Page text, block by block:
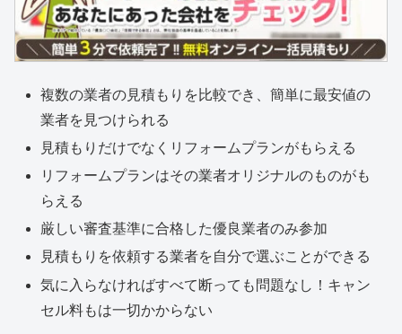
複数の業者の見積もりを比較でき、簡単に最安値の
業者を見つけられる
見積もりだけでなくリフォームプランがもらえる
リフォームプランはその業者オリジナルのものがも
らえる
厳しい審査基準に合格した優良業者のみ参加
見積もりを依頼する業者を自分で選ぶことができる
気に入らなければすべて断っても問題なし！キャン
セル料もは一切かからない